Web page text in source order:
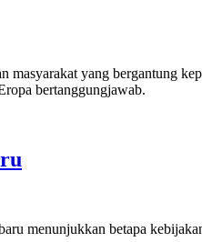
yang bergantung
bertanggungjawab.
menunjukkan betapa